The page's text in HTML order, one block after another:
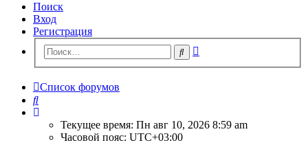
Поиск
Вход
Регистрация
Поиск
Список форумов
Поиск
Текущее время: Пн авг 10, 2026 8:59 am
Часовой пояс: UTC+03:00